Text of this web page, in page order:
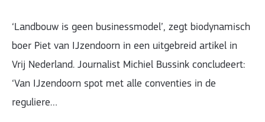
‘Landbouw is geen businessmodel’, zegt biodynamisch
boer Piet van IJzendoorn in een uitgebreid artikel in
Vrij Nederland. Journalist Michiel Bussink concludeert:
‘Van IJzendoorn spot met alle conventies in de
reguliere…